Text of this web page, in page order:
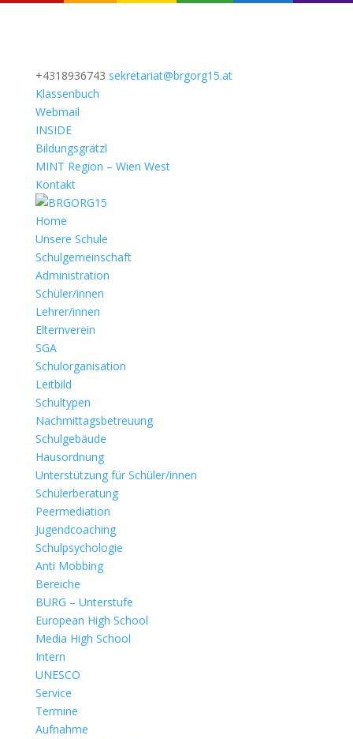
+4318936743 sekretariat@brgorg15.at
Klassenbuch
Webmail
INSIDE
Bildungsgrätzl
MINT Region – Wien West
Kontakt
Home
Unsere Schule
Schulgemeinschaft
Administration
Schüler/innen
Lehrer/innen
Elternverein
SGA
Schulorganisation
Leitbild
Schultypen
Nachmittagsbetreuung
Schulgebäude
Hausordnung
Unterstützung für Schüler/innen
Schülerberatung
Peermediation
Jugendcoaching
Schulpsychologie
Anti Mobbing
Bereiche
BURG – Unterstufe
European High School
Media High School
Intern
UNESCO
Service
Termine
Aufnahme